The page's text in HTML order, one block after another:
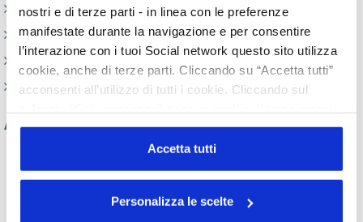
nostri e di terze parti - in linea con le preferenze
manifestate durante la navigazione e per consentire
l’interazione con i tuoi Social network questo sito utilizza
cookie, anche di terze parti. Cliccando su “Accetta tutti”
acconsenti all’utilizzo di tutti i cookie. Cliccando sul
o profilazione viene utilizzato. Cliccando su
“Personalizza le scelte” è possibile esprimere la propria
volontà in relazione a ciascuna categoria di cookie del
Accetta tutti
Personalizza le scelte
Memorandum of Understanding
Corsi di formazione
FAQ
Archivio
2026 2025 2024
2023
2017 2016